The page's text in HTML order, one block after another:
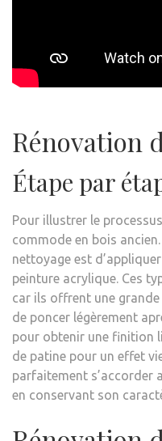
Rénovation
Étape par
Pour illustrer le
commode en bois
nettoyage est
peinture acrylique. Ces
car ils offrent une
de poncer légèrement
pour obtenir une finition
de patine pour un effet
parfaitement s’accorder
en conservant son